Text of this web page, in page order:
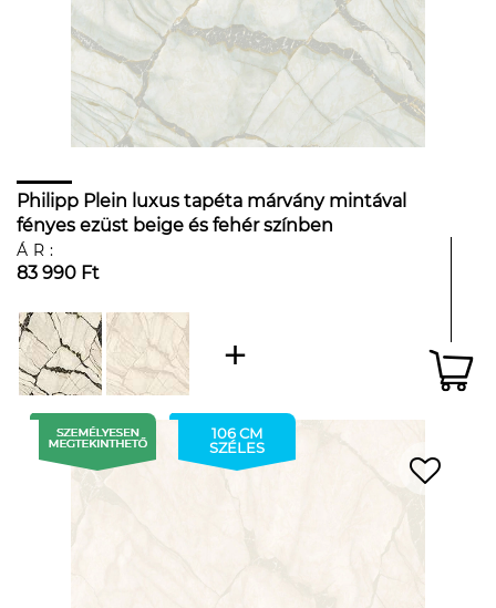
Philipp Plein luxus tapéta márvány mintával
fényes ezüst beige és fehér színben
ÁR:
83 990 Ft
106 CM
SZÉLES